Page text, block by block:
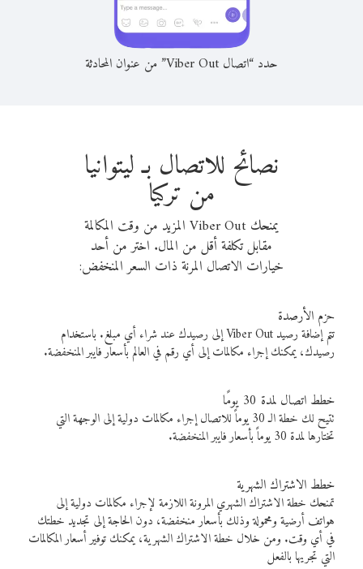
حدد “اتصال Viber Out” من عنوان المحادثة
نصائح للاتصال بـ ليتوانيا
من تركيا
يمنحك Viber Out المزيد من وقت المكالمة
مقابل تكلفة أقل من المال. اختر من أحد
خيارات الاتصال المرنة ذات السعر المنخفض:
حزم الأرصدة
تتم إضافة رصيد Viber Out إلى رصيدك عند شراء أي مبلغ. باستخدام
رصيدك، يمكنك إجراء مكالمات إلى أي رقم في العالم بأسعار فايبر المنخفضة.
خطط اتصال لمدة 30 يومًا
تتيح لك خطة الـ 30 يوماً للاتصال إجراء مكالمات دولية إلى الوجهة التي
تختارها لمدة 30 يوماً بأسعار فايبر المنخفضة.
خطط الاشتراك الشهرية
تمنحك خطة الاشتراك الشهري المرونة اللازمة لإجراء مكالمات دولية إلى
هواتف أرضية ومحمولة وذلك بأسعار منخفضة، دون الحاجة إلى تجديد خطتك
في أي وقت. ومن خلال خطة الاشتراك الشهرية، يمكنك توفير أسعار المكالمات
التي تجريها بالفعل